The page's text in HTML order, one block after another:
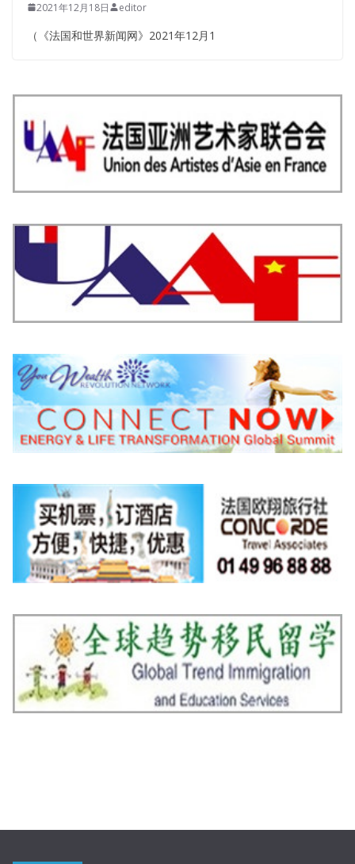
2021年12月18日 editor
（《法国和世界新闻网》2021年12月1